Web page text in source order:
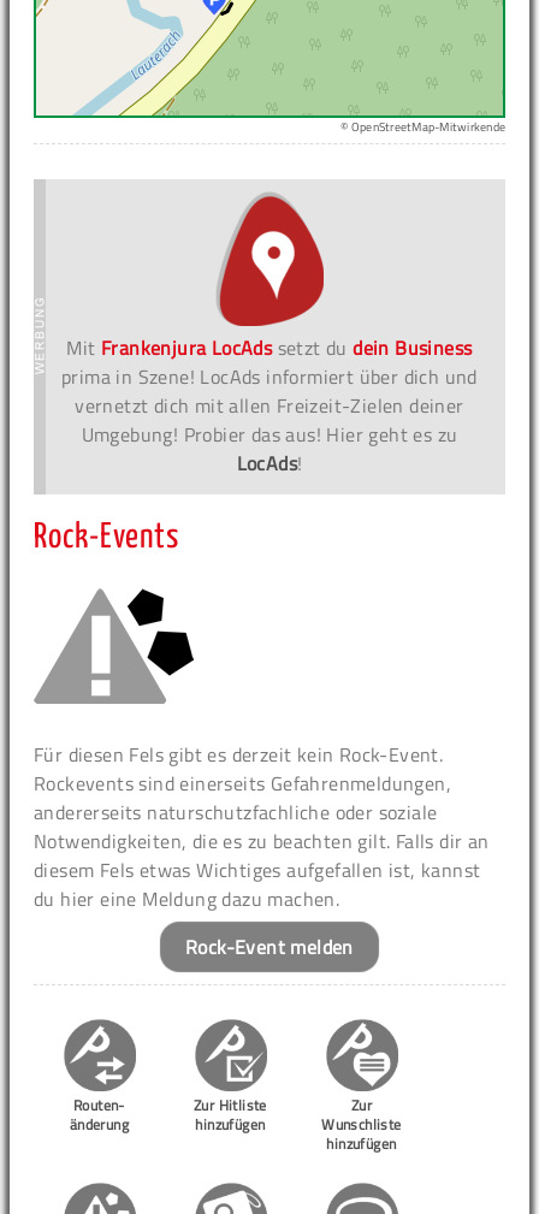
© OpenStreetMap-Mitwirkende
Mit Frankenjura LocAdssetzt dudein Business
prima in Szene! LocAds informiert über dich und
vernetzt dich mit allen Freizeit-Zielen deiner
Umgebung! Probier das aus! Hier geht es zu
LocAds!
Rock-Events
Für diesen Fels gibt es derzeit kein Rock-Event.
Rockevents sind einerseits Gefahrenmeldungen,
andererseits naturschutzfachliche oder soziale
Notwendigkeiten, die es zu beachten gilt. Falls dir an
diesem Fels etwas Wichtiges aufgefallen ist, kannst
du hier eine Meldung dazu machen.
Rock-Event melden
Routen-
änderung
Zur Hitliste
hinzufügen
Zur
Wunschliste
hinzufügen